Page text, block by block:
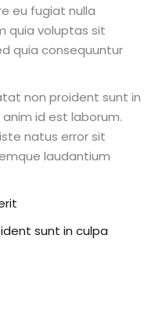
eu fugiat nulla
quia voluptas sit
quia consequuntur
non proident sunt in
id est laborum.
natus error sit
laudantium
sunt in culpa